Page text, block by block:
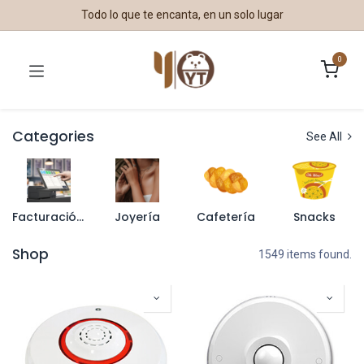
Todo lo que te encanta, en un solo lugar
0
Categories See All
Facturación y Puntos de Venta Joyería Cafetería Snacks
Shop 1549 items found.